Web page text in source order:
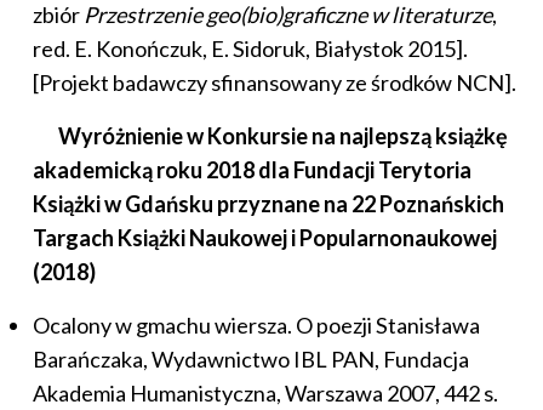
zbiór Przestrzenie geo(bio)graficzne w literaturze,
red. E. Konończuk, E. Sidoruk, Białystok 2015].
[Projekt badawczy sfinansowany ze środków NCN].
Wyróżnienie w Konkursie na najlepszą książkę
akademicką roku 2018 dla Fundacji Terytoria
Książki w Gdańsku przyznane na 22 Poznańskich
Targach Książki Naukowej i Popularnonaukowej
(2018)
Ocalony w gmachu wiersza. O poezji Stanisława
Barańczaka, Wydawnictwo IBL PAN, Fundacja
Akademia Humanistyczna, Warszawa 2007, 442 s.